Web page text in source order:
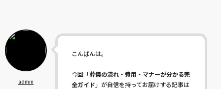
admin
こんばんは。
今回「葬儀の流れ・費用・マナーが分かる完
全ガイド 」が自信を持ってお届けする記事は